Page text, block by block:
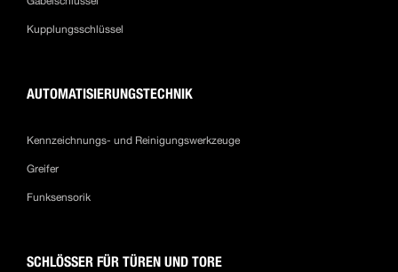
Kupplungsschlüssel
AUTOMATISIERUNGSTECHNIK
Kennzeichnungs- und Reinigungswerkzeuge
Greifer
Funksensorik
SCHLÖSSER FÜR TÜREN UND TORE